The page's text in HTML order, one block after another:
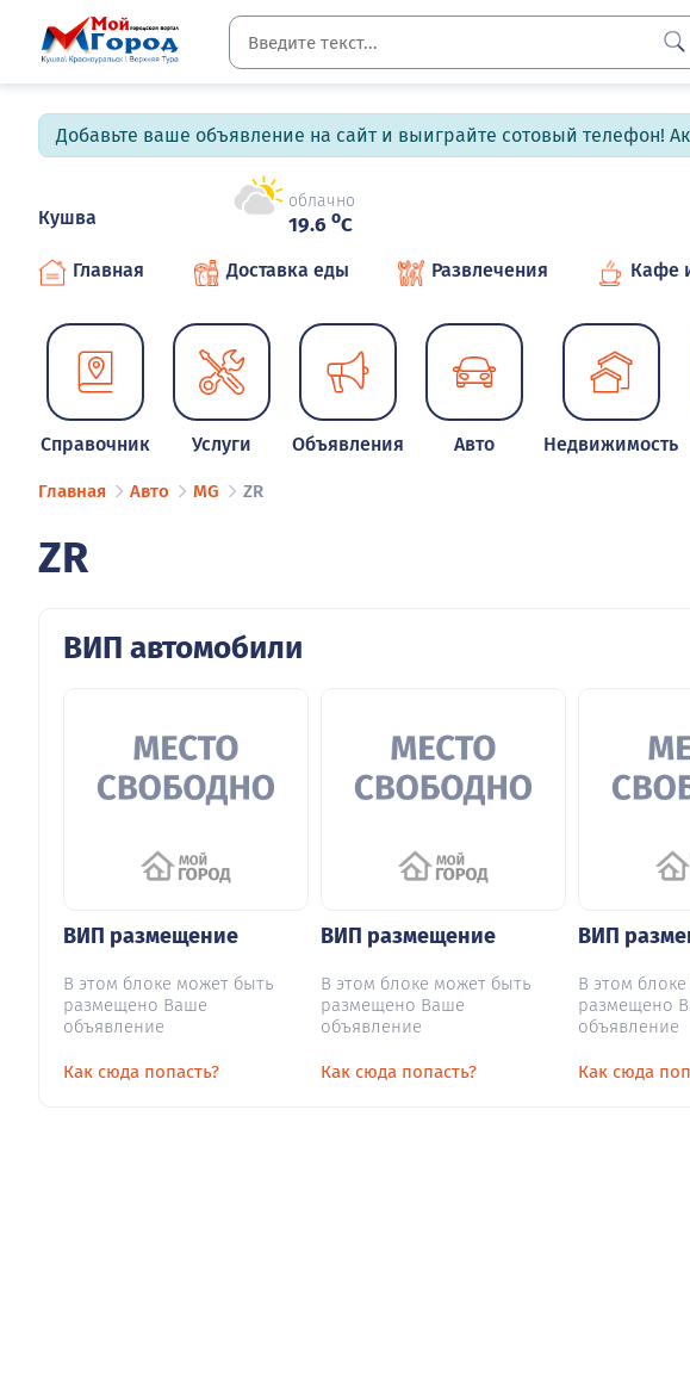
Добавьте ваше объявление на сайт и выиграйте сотовый телефон!
Кушва
облачно
19.6 oC
Главная Доставка еды Развлечения Кафе
Справочник Услуги Объявления Авто Недвижимость
Главная Авто MG ZR
ZR
ВИП автомобили
ВИП размещение
В этом блоке может быть
размещено Ваше
объявление
Как сюда попасть?
ВИП размещение
В этом блоке может быть
размещено Ваше
объявление
Как сюда попасть?
ВИП
В этом
размещено
объявление
Как сюда